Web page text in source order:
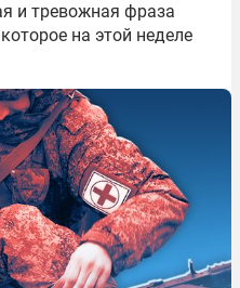
и тревожная фраза
на этой неделе